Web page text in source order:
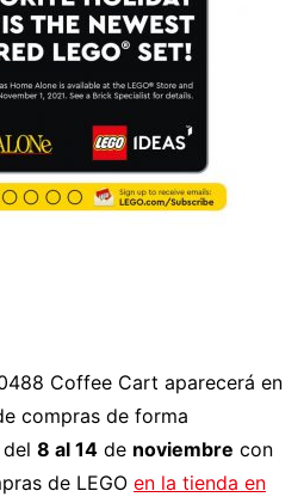
Coffee Cart aparecerá en
compras de forma
8 al 14 de noviembre con
de LEGO en la tienda en